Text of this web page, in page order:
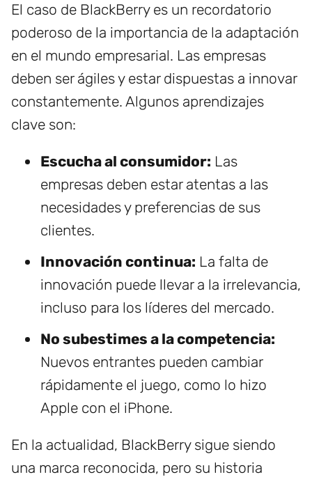
El caso de BlackBerry es un recordatorio
poderoso de la importancia de la adaptación
en el mundo empresarial. Las empresas
deben ser ágiles y estar dispuestas a innovar
constantemente. Algunos aprendizajes
clave son:
Escucha al consumidor: Las
empresas deben estar atentas a las
necesidades y preferencias de sus
clientes.
Innovación continua: La falta de
innovación puede llevar a la irrelevancia,
incluso para los líderes del mercado.
No subestimes a la competencia:
Nuevos entrantes pueden cambiar
rápidamente el juego, como lo hizo
Apple con el iPhone.
En la actualidad, BlackBerry sigue siendo
una marca reconocida, pero su historia